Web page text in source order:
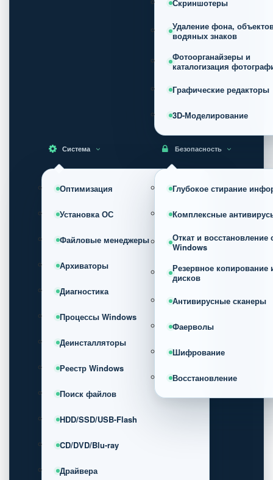
Скриншотеры
Удаление фона,
водяных знаков
Фотоорганайзеры и
каталогизация
Графические редакторы
3D-Моделирование
Система
Оптимизация
Установка ОС
Файловые менеджеры
Архиваторы
Диагностика
Процессы Windows
Деинсталляторы
Реестр Windows
Поиск файлов
HDD/SSD/USB-Flash
CD/DVD/Blu-ray
Драйвера
Безопасность
Глубокое стирание
Комплексные
Откат и восстановление
Windows
Резервное копирование
дисков
Антивирусные сканеры
Фаерволы
Шифрование
Восстановление